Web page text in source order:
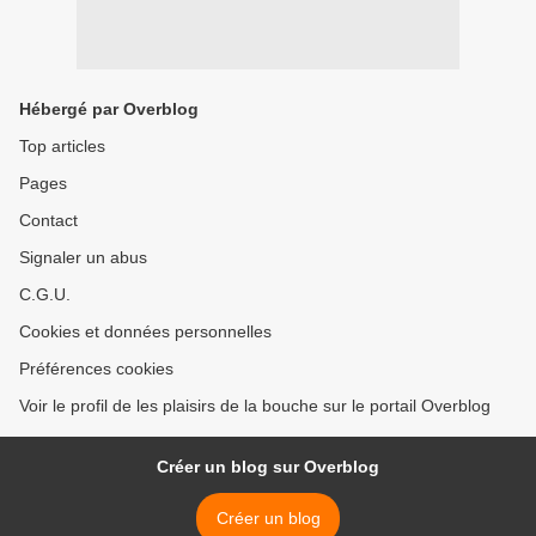
Hébergé par Overblog
Top articles
Pages
Contact
Signaler un abus
C.G.U.
Cookies et données personnelles
Préférences cookies
Voir le profil de les plaisirs de la bouche sur le portail Overblog
Créer un blog sur Overblog
Créer un blog